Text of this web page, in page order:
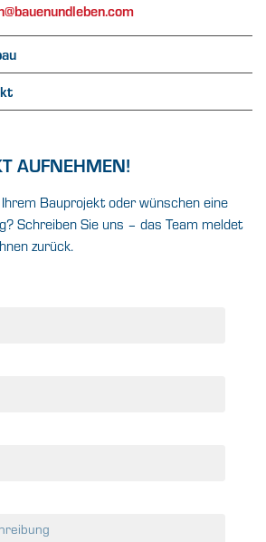
AUFNEHMEN!
Bauprojekt oder wünschen eine
Schreiben Sie uns – das Team meldet
zurück.